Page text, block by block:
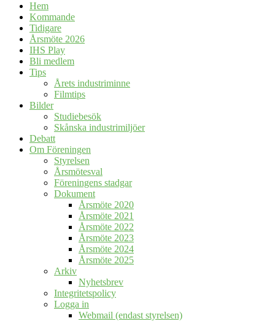
Hem
Kommande
Tidigare
Årsmöte 2026
IHS Play
Bli medlem
Tips
Årets industriminne
Filmtips
Bilder
Studiebesök
Skånska industrimiljöer
Debatt
Om Föreningen
Styrelsen
Årsmötesval
Föreningens stadgar
Dokument
Årsmöte 2020
Årsmöte 2021
Årsmöte 2022
Årsmöte 2023
Årsmöte 2024
Årsmöte 2025
Arkiv
Nyhetsbrev
Integritetspolicy
Logga in
Webmail (endast styrelsen)